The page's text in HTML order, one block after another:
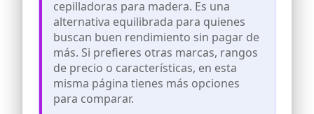
cepilladoras para madera. Es una
alternativa equilibrada para quienes
buscan buen rendimiento sin pagar de
más. Si prefieres otras marcas, rangos
de precio o características, en esta
misma página tienes más opciones
para comparar.